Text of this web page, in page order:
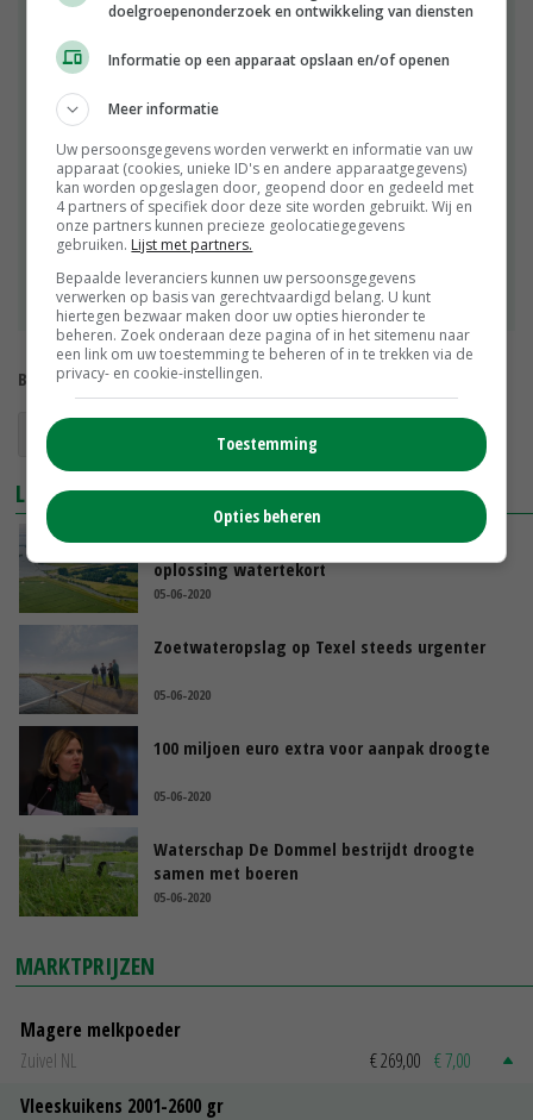
waterbeheerders en LTO aan robuuste
watersystemen in vrijwel alle provincies. In het
Deltaplan Agrarisch Waterbeheer zijn zo'n 15.000
agrariërs op hun land bezig met het beheer,
vasthouden en bergen van water. LTO werkt ook
intensief samen met het Deltaplan Zoetwater. Zo
wordt de bodemstructuur verbeterd en gekozen
voor het ontwikkelen van droogtebestendige,
diepwortelende en zoutminnende gewassen.
Nieuwe technieken houden water vast en een
waterbufferplan draagt bij aan bestendige
klimaatoplossingen.
Bekijk meer over:
droogte
LEES OOK
Zeeuwse boeren smeken om snelle
oplossing watertekort
05-06-2020
Zoetwateropslag op Texel steeds urgenter
05-06-2020
100 miljoen euro extra voor aanpak droogte
05-06-2020
Waterschap De Dommel bestrijdt droogte
samen met boeren
05-06-2020
MARKTPRIJZEN
Magere melkpoeder
Zuivel NL
€ 269,00 € 7,00
Vleeskuikens 2001-2600 gr
doelgroepenonderzoek en ontwikkeling van diensten
Informatie op een apparaat opslaan en/of openen
Meer informatie
Uw persoonsgegevens worden verwerkt en informatie van uw
apparaat (cookies, unieke ID's en andere apparaatgegevens)
kan worden opgeslagen door, geopend door en gedeeld met
4 partners of specifiek door deze site worden gebruikt. Wij en
onze partners kunnen precieze geolocatiegegevens
gebruiken. Lijst met partners.
Bepaalde leveranciers kunnen uw persoonsgegevens
verwerken op basis van gerechtvaardigd belang. U kunt
hiertegen bezwaar maken door uw opties hieronder te
beheren. Zoek onderaan deze pagina of in het sitemenu naar
een link om uw toestemming te beheren of in te trekken via de
privacy- en cookie-instellingen.
Toestemming
Opties beheren